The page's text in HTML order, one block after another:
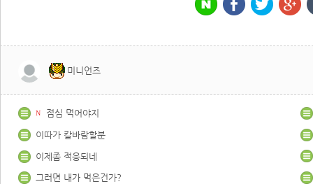
미니언즈
N 점심 먹어야지
이따가 칼바람할분
이제좀 적응되네
그러면 내가 먹은건가?